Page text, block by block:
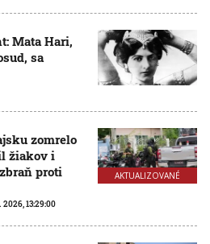
Mata Hari,
sa
AKTUALIZOVANÉ
zomrelo
žiakov i
proti
2026, 13:29:00